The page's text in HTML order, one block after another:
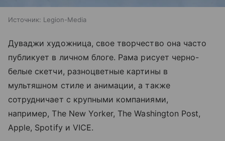
Источник: Legion-Media
Дуваджи художница, свое творчество она часто
публикует в личном блоге. Рама рисует черно-
белые скетчи, разноцветные картины в
мультяшном стиле и анимации, а также
сотрудничает с крупными компаниями,
например, The New Yorker, The Washington Post,
Apple, Spotify и VICE.